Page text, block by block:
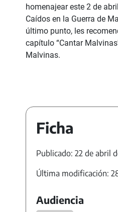
homenajear este 2 de
Caídos en la Guerra de
último punto, les
capítulo “Cantar
Malvinas.
Ficha
Publicado: 22 de abril
Última modificación:
Audiencia